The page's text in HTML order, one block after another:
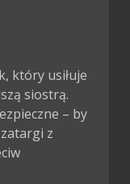
który usiłuje
siostrą.
– by
z